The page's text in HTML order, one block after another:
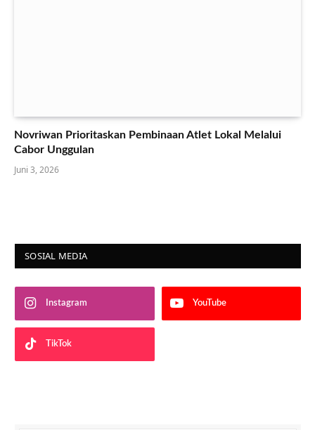
Novriwan Prioritaskan Pembinaan Atlet Lokal Melalui
Cabor Unggulan
Juni 3, 2026
SOSIAL MEDIA
Instagram YouTube
TikTok